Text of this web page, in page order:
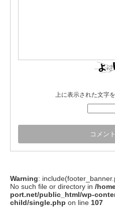
上に表示された文字
Warning:
No such file or directory in /
port.net/public_html/wp-
child/single.php on line 107